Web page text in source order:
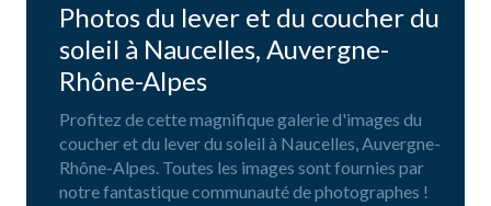
Photos du lever et du coucher du
soleil à Naucelles, Auvergne-
Rhône-Alpes
Profitez de cette magnifique galerie d'images du
coucher et du lever du soleil à Naucelles, Auvergne-
Rhône-Alpes. Toutes les images sont fournies par
notre fantastique communauté de photographes !